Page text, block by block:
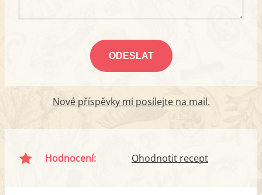
Nové příspěvky mi posílejte na mail.
Hodnocení: Ohodnotit recept